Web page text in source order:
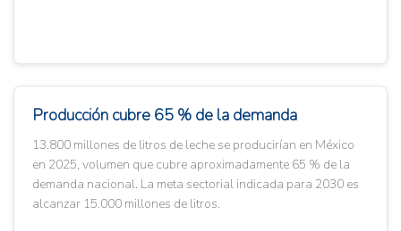
Producción cubre 65 % de la demanda
13.800 millones de litros de leche se producirían en México
en 2025, volumen que cubre aproximadamente 65 % de la
demanda nacional. La meta sectorial indicada para 2030 es
alcanzar 15.000 millones de litros.